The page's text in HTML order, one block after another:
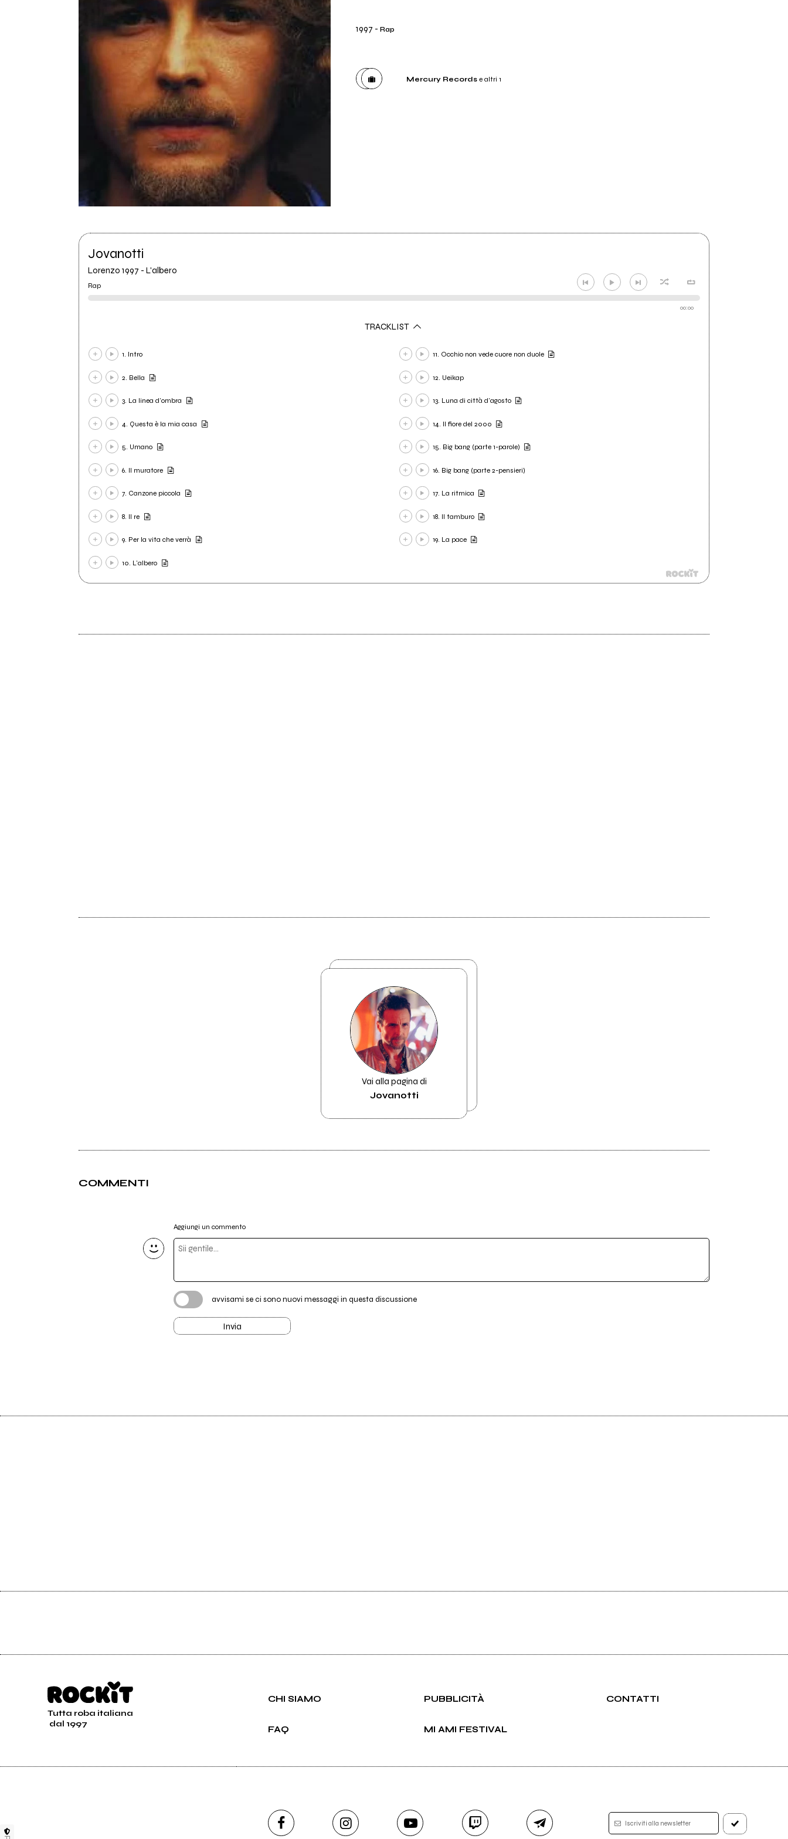
1997 -Rap
Mercury Recordse altri 1
Jovanotti
Lorenzo 1997 - L'albero
Rap
00:00
TRACKLIST
1. Intro
2. Bella
3. La linea d'ombra
4. Questa è la mia casa
5. Umano
6. Il muratore
7. Canzone piccola
8. Il re
9. Per la vita che verrà
10. L'albero
11. Occhio non vede cuore non duole
12. Ueikap
13. Luna di città d'agosto
14. Il fiore del 2000
15. Big bang (parte 1-parole)
16. Big bang (parte 2-pensieri)
17. La ritmica
18. Il tamburo
19. La pace
Vai alla pagina di
Jovanotti
COMMENTI
Aggiungi un commento
avvisami se ci sono nuovi messaggi in questa discussione
Invia
Tutta roba italiana
dal 1997
CHI SIAMO PUBBLICITÀ CONTATTI
FAQ MI AMI FESTIVAL
Iscriviti alla newsletter